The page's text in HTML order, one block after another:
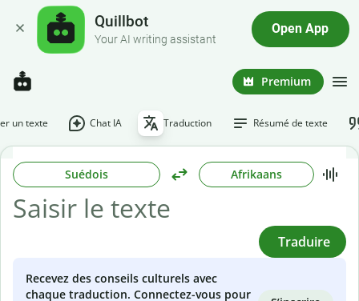
Quillbot
Your AI writing assistant
Open App
Premium
un texte Chat IA Traduction Résumé de texte
Suédois Afrikaans
Traduire
Recevez des conseils culturels avec
chaque traduction. Connectez-vous pour